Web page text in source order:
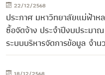
22/12/2568
ประกาศ มหาวิทยาลัยแม่ฟ้าห
ซื้อจัดจ้าง ประจำปีงบประมา
ระบบบริหารจัดการข้อมูล จำน